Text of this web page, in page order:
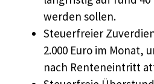
werden sollen.
Steuerfreier
2.000 Euro im Monat,
nach Renteneintritt